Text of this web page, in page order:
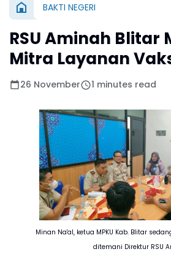
BAKTI NEGERI
RSU Aminah Blitar
Mitra Layanan
26 November 1 minutes read
Minan Na'al, ketua MPKU Kab. Blitar
ditemani Direktur RSU